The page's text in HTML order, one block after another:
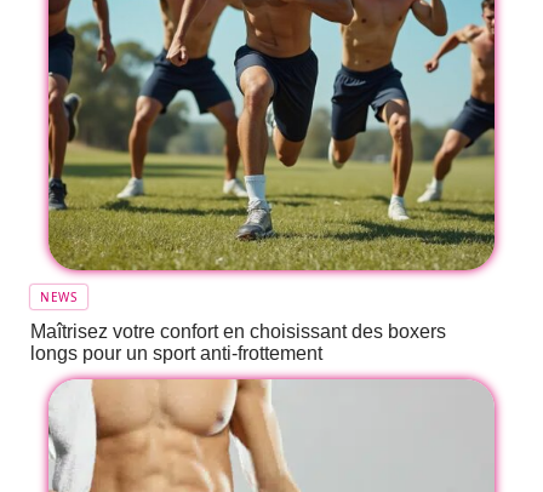
NEWS
Maîtrisez votre confort en choisissant des boxers
longs pour un sport anti-frottement